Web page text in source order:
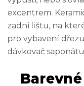
excentrem.
zadní lištu, na
pro vybavení
dávkovač